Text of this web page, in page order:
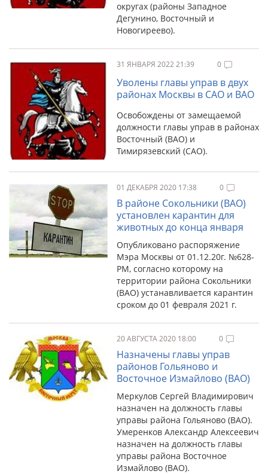
округах (районы Западное
Дегунино, Восточный и
Новогиреево).
31 ЯНВАРЯ 2022 21:39 0
Уволены главы управ в двух
районах Москвы в САО и ВАО
Освобождены от замещаемой
должности главы управ в районах
Восточный (ВАО) и
Тимирязевский (САО).
01 ДЕКАБРЯ 2020 17:38 0
В районе Сокольники (ВАО)
установлен карантин для
животных до конца января
Опубликовано распоряжение
Мэра Москвы от 01.12.20г. №628-
РМ, согласно которому на
территории района Сокольники
(ВАО) устанавливается карантин
сроком до 01 февраля 2021 г.
20 АВГУСТА 2020 18:00 0
Назначены главы управ
районов Гольяново и
Восточное Измайлово (ВАО)
Меркулов Сергей Владимирович
назначен на должность главы
управы района Гольяново (ВАО).
Умеренков Александр Алексеевич
назначен на должность главы
управы района Восточное
Измайлово (ВАО).